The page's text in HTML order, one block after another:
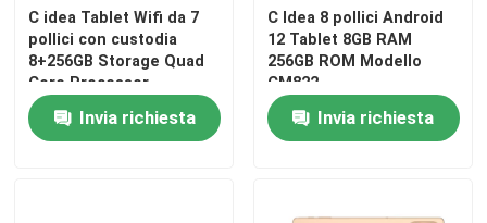
Casa
Prodotti
C idea Tablet Wifi da 7
pollici con custodia
8+256GB Storage Quad
Core Processor
600x1024 IPS
Touchscreen CM517 air
Invia richiesta
C Idea 8 pollici Android
12 Tablet 8GB RAM
256GB ROM Modello
CM822
Invia richiesta